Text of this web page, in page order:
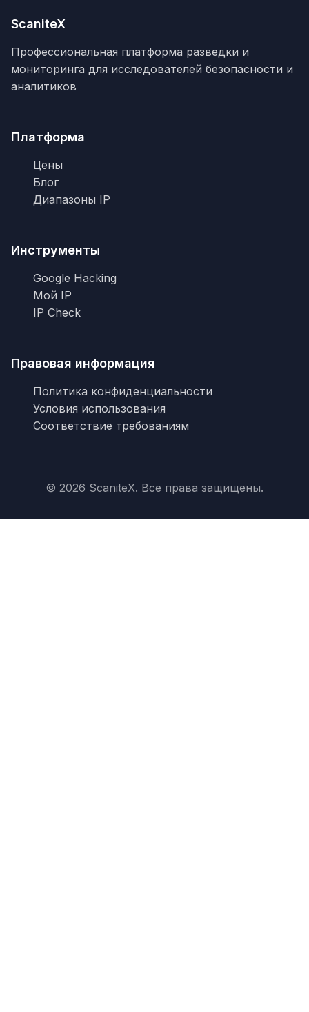
ScaniteX
Профессиональная платформа разведки и
мониторинга для исследователей безопасности и
аналитиков
Платформа
Цены
Блог
Диапазоны IP
Инструменты
Google Hacking
Мой IP
IP Check
Правовая информация
Политика конфиденциальности
Условия использования
Соответствие требованиям
© 2026 ScaniteX. Все права защищены.